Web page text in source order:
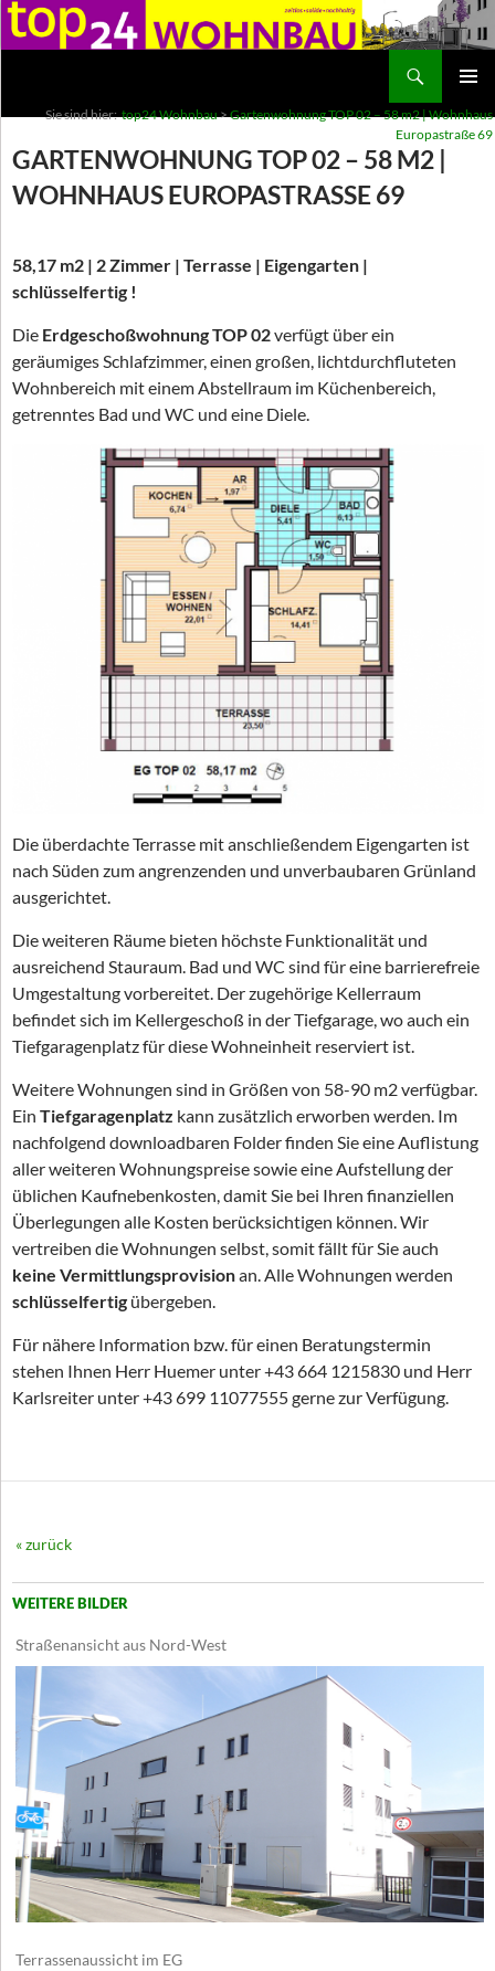
MENÜ
INHALTSie sind hier:top24 Wohnbau>Gartenwohnung TOP 02 – 58 m2 | Wohnhaus
Europastraße 69
GARTENWOHNUNG TOP 02 – 58 M2 |
WOHNHAUS EUROPASTRASSE 69
58,17 m2 | 2 Zimmer | Terrasse | Eigengarten |
schlüsselfertig !
Die Erdgeschoßwohnung TOP 02verfügt über ein
geräumiges Schlafzimmer, einen großen, lichtdurchfluteten
Wohnbereich mit einem Abstellraum im Küchenbereich,
getrenntes Bad und WC und eine Diele.
Die überdachte Terrasse mit anschließendem Eigengarten ist
nach Süden zum angrenzenden und unverbaubaren Grünland
ausgerichtet.
Die weiteren Räume bieten höchste Funktionalität und
ausreichend Stauraum. Bad und WC sind für eine barrierefreie
Umgestaltung vorbereitet. Der zugehörige Kellerraum
befindet sich im Kellergeschoß in der Tiefgarage, wo auch ein
Tiefgaragenplatz für diese Wohneinheit reserviert ist.
Weitere Wohnungen sind in Größen von 58-90 m2 verfügbar.
Ein Tiefgaragenplatz kann zusätzlich erworben werden. Im
nachfolgend downloadbaren Folder finden Sie eine Auflistung
aller weiteren Wohnungspreise sowie eine Aufstellung der
üblichen Kaufnebenkosten, damit Sie bei Ihren finanziellen
Überlegungen alle Kosten berücksichtigen können. Wir
vertreiben die Wohnungen selbst, somit fällt für Sie auch
keine Vermittlungsprovisionan. Alle Wohnungen werden
schlüsselfertig übergeben.
Für nähere Information bzw. für einen Beratungstermin
stehen Ihnen Herr Huemer unter +43 664 1215830 und Herr
Karlsreiter unter +43 699 11077555 gerne zur Verfügung.
« zurück
WEITERE BILDER
Straßenansicht aus Nord-West
Terrassenaussicht im EG